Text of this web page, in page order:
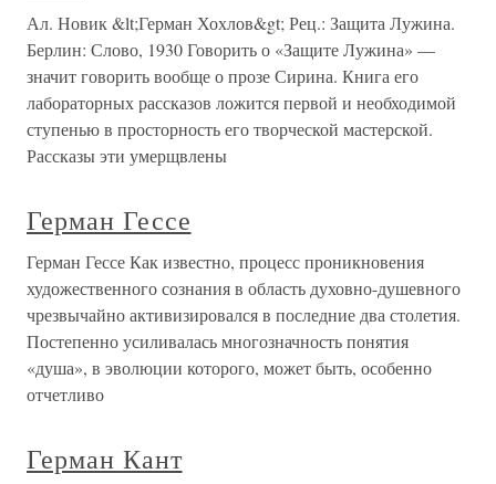
Ал. Новик &lt;Герман Хохлов&gt; Рец.: Защита Лужина.
Берлин: Слово, 1930 Говорить о «Защите Лужина» —
значит говорить вообще о прозе Сирина. Книга его
лабораторных рассказов ложится первой и необходимой
ступенью в просторность его творческой мастерской.
Рассказы эти умерщвлены
Герман Гессе
Герман Гессе Как известно, процесс проникновения
художественного сознания в область духовно-душевного
чрезвычайно активизировался в последние два столетия.
Постепенно усиливалась многозначность понятия
«душа», в эволюции которого, может быть, особенно
отчетливо
Герман Кант